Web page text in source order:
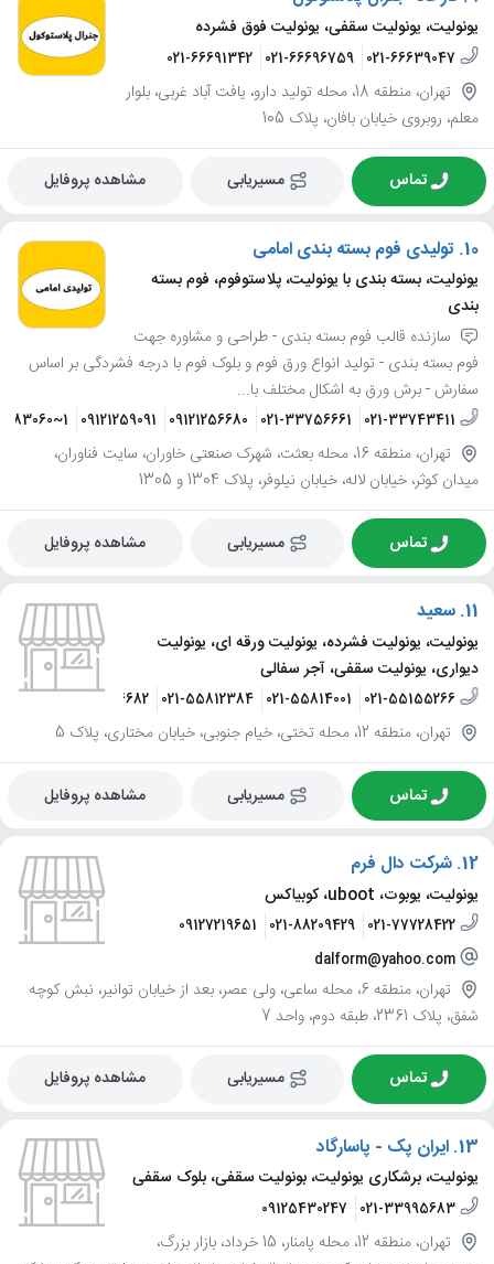
یونولیت، یونولیت سقفی، یونولیت فوق فشرده
021-66639047
021-66696759
021-66691342
تهران، منطقه 18، محله تولید دارو، یافت آباد غربی، بلوار
معلم، روبروی خیابان بافان، پلاک 105
تماس مسیریابی مشاهده پروفایل
10. تولیدی فوم بسته بندی امامی
یونولیت، بسته بندی با یونولیت، پلاستوفوم، فوم بسته
بندی
سازنده قالب فوم بسته بندی - طراحی و مشاوره جهت
فوم بسته بندی - تولید انواع ورق فوم و بلوک فوم با درجه فشردگی بر اساس
سفارش - برش ورق به اشکال مختلف با...
021-33743411
021-33756661
09121256680
09121259091
تهران، منطقه 16، محله بعثت، شهرک صنعتی خاوران، سایت فناوران،
میدان کوثر، خیابان لاله، خیابان نیلوفر، پلاک 1304 و 1305
تماس مسیریابی مشاهده پروفایل
11. سعید
یونولیت، یونولیت فشرده، یونولیت ورقه ای، یونولیت
دیواری، یونولیت سقفی، آجر سفالی
021-55155266
021-55814001
021-55812384
09121044682
تهران، منطقه 12، محله تختی، خیام جنوبی، خیابان مختاری، پلاک 5
تماس مسیریابی مشاهده پروفایل
12. شرکت دال فرم
یونولیت، یوبوت، uboot، کوبیاکس
021-77728422
021-88209429
09127219651
dalform@yahoo.com
تهران، منطقه 6، محله ساعی، ولی عصر، بعد از خیابان توانیر، نبش کوچه
شفق، پلاک 2361، طبقه دوم، واحد 7
تماس مسیریابی مشاهده پروفایل
13. ایران پک - پاسارگاد
یونولیت، برشکاری یونولیت، بونولیت سقفی، بلوک سقفی
021-33995683
09125430247
تهران، منطقه 12، محله پامنار، 15 خرداد، بازار بزرگ،